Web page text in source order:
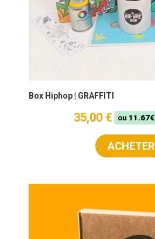
Box Hiphop | GRAFFITI
35,00 € ou 11.67€
ACHETER